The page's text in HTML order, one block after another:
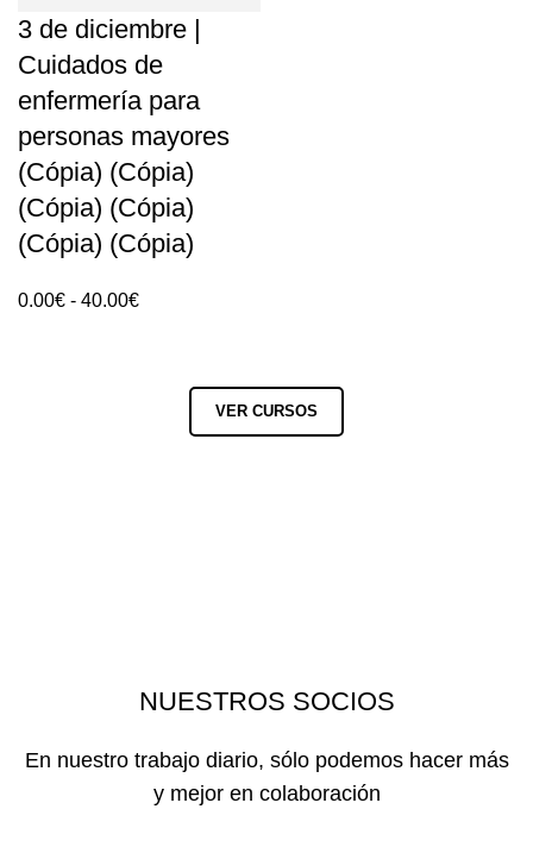
3 de diciembre |
Cuidados de
enfermería para
personas mayores
(Cópia) (Cópia)
(Cópia) (Cópia)
(Cópia) (Cópia)
0.00€ - 40.00€Rango
VER CURSOS
NUESTROS SOCIOS
En nuestro trabajo diario, sólo podemos hacer más
y mejor en colaboración